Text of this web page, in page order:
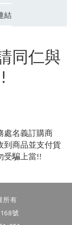
結
同仁與
處名義訂購商
到商品並支付貨
受騙上當!!
所有
號